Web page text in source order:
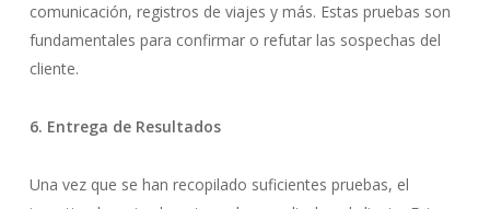
comunicación, registros de viajes y más. Estas pruebas son
fundamentales para confirmar o refutar las sospechas del
cliente.
6. Entrega de Resultados
Una vez que se han recopilado suficientes pruebas, el